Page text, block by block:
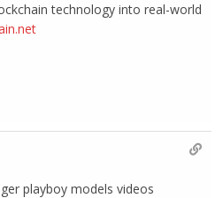
technology into real-world
playboy models videos